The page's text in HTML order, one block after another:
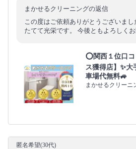
まかせるクリーニングの返信
この度はご依頼ありがとうございま
たてて光栄です。 今後ともよろしくお
⭕関西１位口
ス獲得店】✨
車場代無料🚙
まかせるクリーニ
匿名希望(30代)